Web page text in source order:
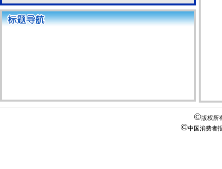
©版权所
©中国消费者